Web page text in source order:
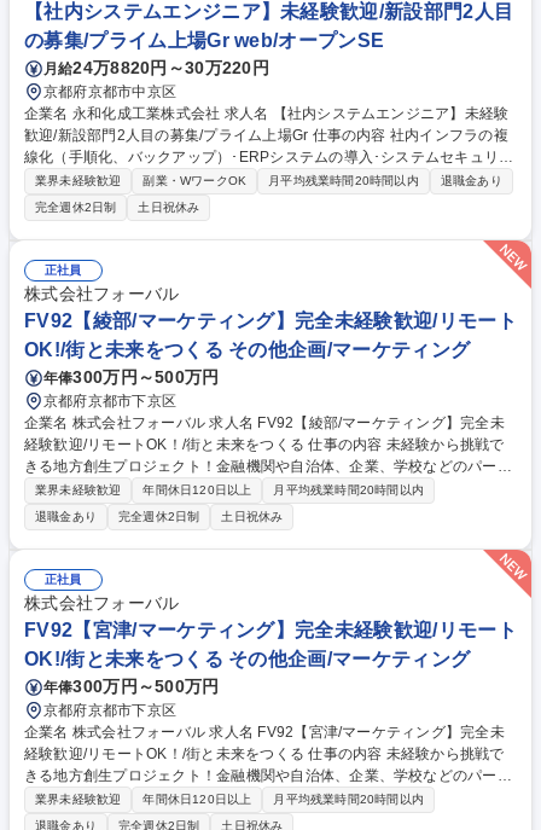
【社内システムエンジニア】未経験歓迎/新設部門2人目
の募集/プライム上場Gr web/オープンSE
月給24万8820円～30万220円
京都府京都市中京区
企業名 永和化成工業株式会社 求人名 【社内システムエンジニア】未経験
歓迎/新設部門2人目の募集/プライム上場Gr 仕事の内容 社内インフラの複
線化（手順化、バックアップ）･ERPシステムの導入･システムセキュリテ
ィの見直し、運用といった社内SE業務をお任せします。未経験でも社内S
Eをこれから目指したい人に適した募集となります。 【詳細】最初はPC
セットアップなど比較的取り組みやすい業務からスタートし、段階的にス
キルを伸ばせます。・社内システムの企画・設計・開発・運用・保守（販
売管理システム、生産管理システム、在庫管理システムなど）・業務効率
化・DX推進の企画・伴走―現場ヒアリング、課題抽出、改善提案、シス
テム導入 ほか・PC・タブレット等のセットアップ、キッティング・社内
からのIT問い合わせ対応※使用言語：JAVA、PHP 募集職種 【社内システ
ムエンジニア】未経験歓迎/新設部門2人目の募集/プライム上場Gr
業界未経験歓迎 副業・WワークOK 月平均残業時間20時間以内
退職金あり
完全週休2日制
土日祝休み
正社員
株式会社フォーバル
FV92【綾部/マーケティング】完全未経験歓迎/リモート
OK!/街と未来をつくる その他企画/マーケティング
年俸300万円～500万円
京都府京都市下京区
企業名 株式会社フォーバル 求人名 FV92【綾部/マーケティング】完全未
経験歓迎/リモートOK！/街と未来をつくる 仕事の内容 未経験から挑戦で
きる地方創生プロジェクト！金融機関や自治体、企業、学校などのパート
ナーを開拓・連携し、地域活性化を推し進める魅力的なお仕事です！リモ
ート中心で働けます◎ 【お任せする業務の詳細】 ■事業に賛同いただける
金融機関や自治体、民間企業、学校などのパートナー開拓 ■開拓したパー
トナー法人との連携強化および関係構築 ■金融機関のお取引先や融資先企
業への各種ご提案 ■OJTによる先輩社員との訪問同行（ゆくゆくは単独訪
問を目指します） 基本はリモートワーク中心で、研修後も柔軟な働き方で
ご活躍いただけます！ 募集職種 FV92【綾部/マーケティング】完全未経験
歓迎/リモートOK！/街と未来をつくる
業界未経験歓迎 年間休日120日以上
月平均残業時間20時間以内
退職金あり
完全週休2日制 土日祝休み
正社員
株式会社フォーバル
FV92【宮津/マーケティング】完全未経験歓迎/リモート
OK!/街と未来をつくる その他企画/マーケティング
年俸300万円～500万円
京都府京都市下京区
企業名 株式会社フォーバル 求人名 FV92【宮津/マーケティング】完全未
経験歓迎/リモートOK！/街と未来をつくる 仕事の内容 未経験から挑戦で
きる地方創生プロジェクト！金融機関や自治体、企業、学校などのパート
ナーを開拓・連携し、地域活性化を推し進める魅力的なお仕事です！リモ
ート中心で働けます◎ 【お任せする業務の詳細】 ■事業に賛同いただける
業界未経験歓迎 年間休日120日以上
月平均残業時間20時間以内
退職金あり
完全週休2日制 土日祝休み